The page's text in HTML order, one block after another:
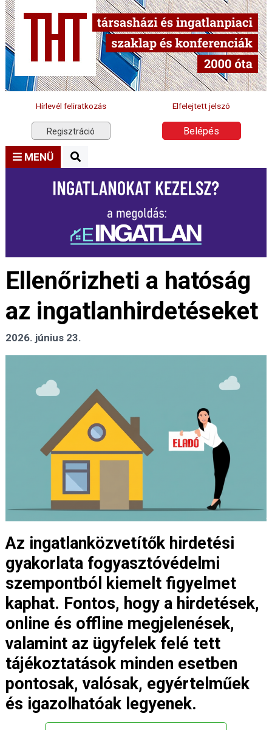
Hírlevél feliratkozás Elfelejtett jelszó
Regisztráció Belépés
MENÜ
Ellenőrizheti a hatóság
az ingatlanhirdetéseket
2026. június 23.
Az ingatlanközvetítők hirdetési
gyakorlata fogyasztóvédelmi
szempontból kiemelt figyelmet
kaphat. Fontos, hogy a hirdetések,
online és offline megjelenések,
valamint az ügyfelek felé tett
tájékoztatások minden esetben
pontosak, valósak, egyértelműek
és igazolhatóak legyenek.